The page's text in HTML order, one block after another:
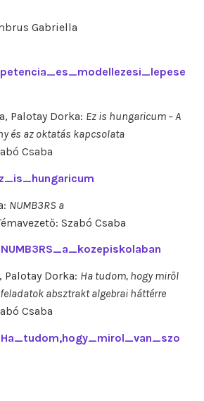
Gabriella
Palotay Dorka: Ez is hungaricum – A
és az oktatás kapcsolata
Csaba
NUMB3RS a
Szabó Csaba
Palotay Dorka: Ha tudom, hogy miről
absztrakt algebrai háttérre
Csaba
Ha_tudom,hogy_mirol_van_szo